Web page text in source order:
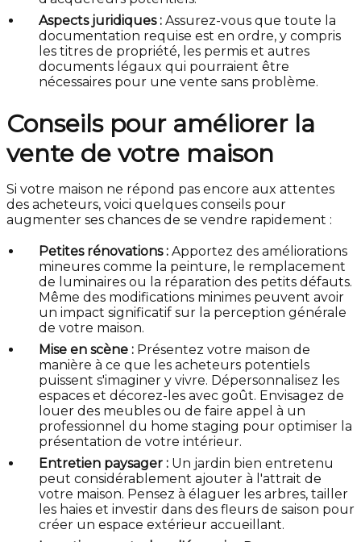
Aspects juridiques : Assurez-vous que toute la
documentation requise est en ordre, y compris
les titres de propriété, les permis et autres
documents légaux qui pourraient être
nécessaires pour une vente sans problème.
Conseils pour améliorer la
vente de votre maison
Si votre maison ne répond pas encore aux attentes
des acheteurs, voici quelques conseils pour
augmenter ses chances de se vendre rapidement :
Petites rénovations : Apportez des améliorations
mineures comme la peinture, le remplacement
de luminaires ou la réparation des petits défauts.
Même des modifications minimes peuvent avoir
un impact significatif sur la perception générale
de votre maison.
Mise en scène : Présentez votre maison de
manière à ce que les acheteurs potentiels
puissent s'imaginer y vivre. Dépersonnalisez les
espaces et décorez-les avec goût. Envisagez de
louer des meubles ou de faire appel à un
professionnel du home staging pour optimiser la
présentation de votre intérieur.
Entretien paysager : Un jardin bien entretenu
peut considérablement ajouter à l'attrait de
votre maison. Pensez à élaguer les arbres, tailler
les haies et investir dans des fleurs de saison pour
créer un espace extérieur accueillant.